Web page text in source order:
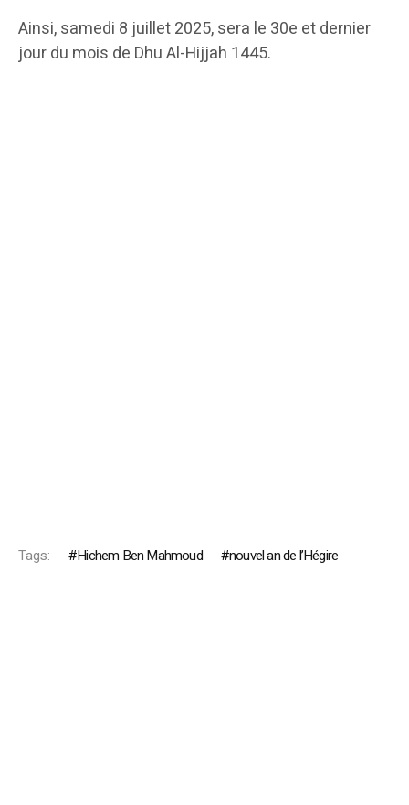
Ainsi, samedi 8 juillet 2025, sera le 30e et dernier
jour du mois de Dhu Al-Hijjah 1445.
Tags: Hichem Ben Mahmoud nouvel an de l’Hégire